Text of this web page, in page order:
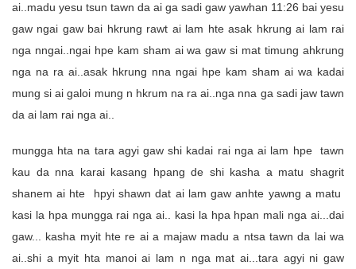
ai..madu yesu tsun tawn da ai ga sadi gaw yawhan 11:26 bai yesu
gaw ngai gaw bai hkrung rawt ai lam hte asak hkrung ai lam rai
nga nngai..ngai hpe kam sham ai wa gaw si mat timung ahkrung
nga na ra ai..asak hkrung nna ngai hpe kam sham ai wa kadai
mung si ai galoi mung n hkrum na ra ai..nga nna ga sadi jaw tawn
da ai lam rai nga ai..
mungga hta na tara agyi gaw shi kadai rai nga ai lam hpe tawn
kau da nna karai kasang hpang de shi kasha a matu shagrit
shanem ai hte hpyi shawn dat ai lam gaw anhte yawng a matu
kasi la hpa mungga rai nga ai.. kasi la hpa hpan mali nga ai...dai
gaw... kasha myit hte re ai a majaw madu a ntsa tawn da lai wa
ai..shi a myit hta manoi ai lam n nga mat ai...tara agyi ni gaw